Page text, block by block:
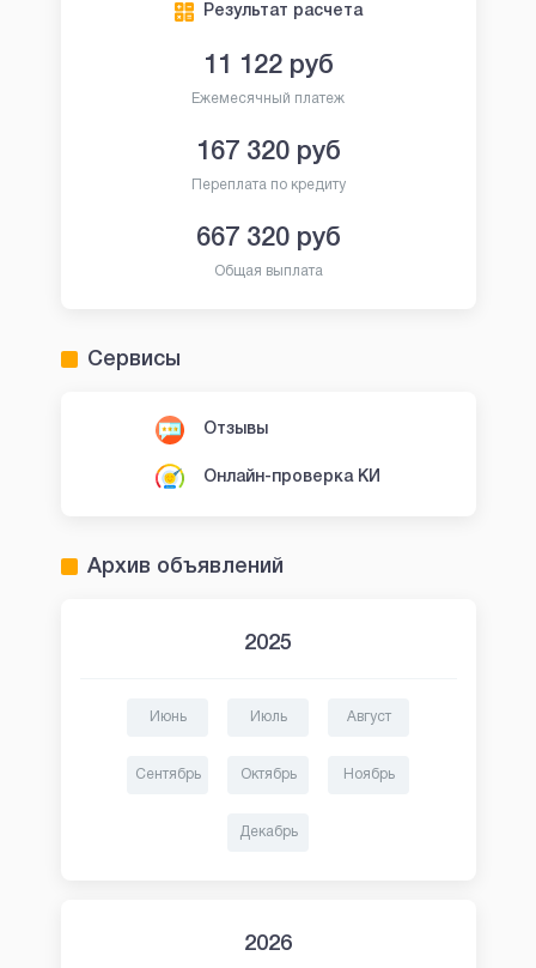
Результат расчета
11 122руб
Ежемесячный платеж
167 320руб
Переплата по кредиту
667 320руб
Общая выплата
Сервисы
Отзывы
Онлайн-проверка КИ
Архив объявлений
2025
Июнь Июль Август
Сентябрь Октябрь Ноябрь
Декабрь
2026